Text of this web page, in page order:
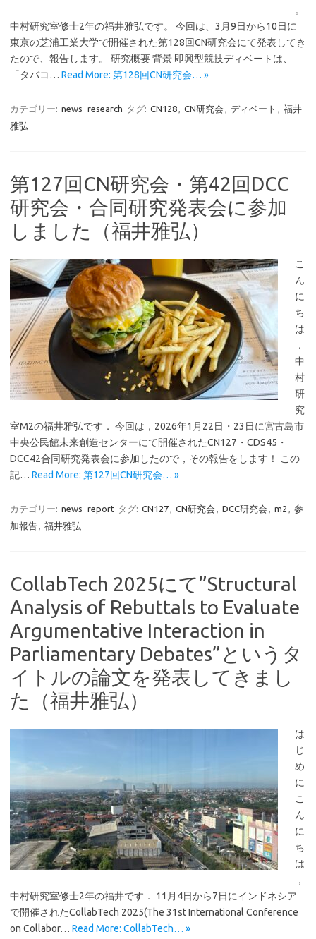
。
中村研究室修士2年の福井雅弘です。 今回は、3月9日から10日に
東京の芝浦工業大学で開催された第128回CN研究会にて発表してき
たので、報告します。 研究概要 背景 即興型競技ディベートは、
「タバコ… Read More: 第128回CN研究会… »
カテゴリー: news research タグ: CN128, CN研究会 , ディベート , 福井
雅弘
第127回CN研究会・第42回DCC
研究会・合同研究発表会に参加
しました（福井雅弘）
こ
ん
に
ち
は
．
中
村
研
究
室M2の福井雅弘です． 今回は，2026年1月22日・23日に宮古島市
中央公民館未来創造センターにて開催されたCN127・CDS45・
DCC42合同研究発表会に参加したので，その報告をします！ この
記… Read More: 第127回CN研究会… »
カテゴリー: news report タグ: CN127, CN研究会 , DCC研究会 , m2 , 参
加報告, 福井雅弘
CollabTech 2025にて”Structural
Analysis of Rebuttals to Evaluate
Argumentative Interaction in
Parliamentary Debates”というタ
イトルの論文を発表してきまし
た（福井雅弘）
は
じ
め
に
こ
ん
に
ち
は
，
中村研究室修士2年の福井です． 11月4日から7日にインドネシア
で開催されたCollabTech 2025(The 31st International Conference
on Collabor… Read More: CollabTech… »